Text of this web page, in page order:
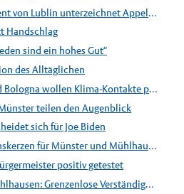
Stadtpräsident von Lublin unterzeichnet Appell zu Toleranz
Handschlag
sind ein hohes Gut“
des Alltäglichen
Münster und Bologna wollen Klima-Kontakte pflegen
teilen den Augenblick
sich für Joe Biden
Zwei Friedenskerzen für Münster und Mühlhausen
positiv getestet
Münster-Mühlhausen: Grenzenlose Verständigung